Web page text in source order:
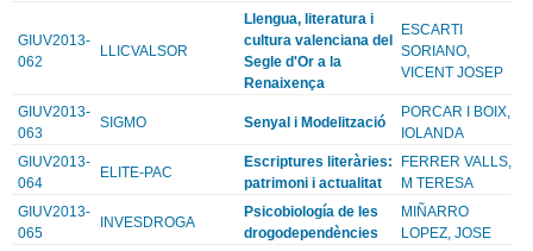
GIUV2013-
062
LLICVALSOR
Llengua, literatura i
cultura valenciana del
Segle d'Or a la
Renaixença
ESCARTI
SORIANO,
VICENT JOSEP
GIUV2013-
063
SIGMO Senyal i Modelització
PORCAR I BOIX,
IOLANDA
GIUV2013-
064
ELITE-PAC
Escriptures literàries:
patrimoni i actualitat
FERRER VALLS,
M TERESA
GIUV2013-
065
INVESDROGA
Psicobiología de les
drogodependències
MIÑARRO
LOPEZ, JOSE